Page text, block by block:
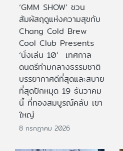
‘GMM SHOW’ ชวน
สัมผัสฤดูแห่งความสุขกับ
Chang Cold Brew
Cool Club Presents
‘นั่งเล่น 10’ เทศกาล
ดนตรีท่ามกลางธรรมชาติ
บรรยากาศดีที่สุดและสบาย
ที่สุดปักหมุด 19 ธันวาคม
นี้ ที่ทองสมบูรณ์คลับ เขา
ใหญ่
8 กรกฎาคม 2026